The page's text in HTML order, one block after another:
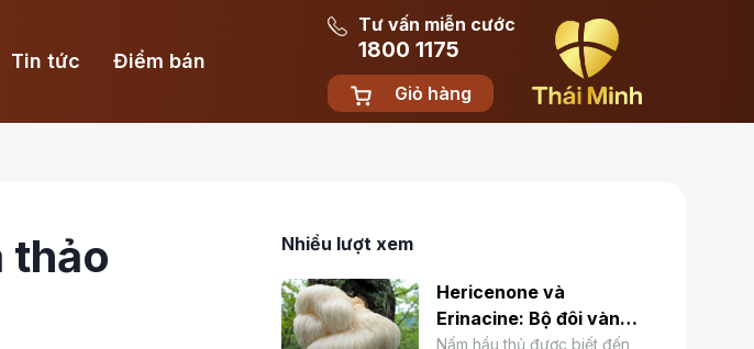
Tin tức Điểm bán
Tư vấn miễn cước
1800 1175
Giỏ hàng
thảo
Nhiều lượt xem
Hericenone và
Erinacine: Bộ đôi vàng
trong Nấm Hầu Thủ ...
Nấm hầu thủ được biết đến